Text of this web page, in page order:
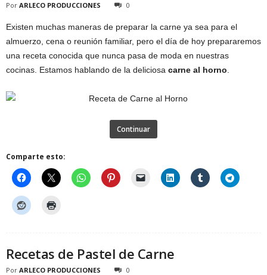
Por ARLECO PRODUCCIONES 0
Existen muchas maneras de preparar la carne ya sea para el
almuerzo, cena o reunión familiar, pero el día de hoy prepararemos
una receta conocida que nunca pasa de moda en nuestras
cocinas. Estamos hablando de la deliciosa carne al horno
Continuar
Comparte esto:
Recetas de Pastel de Carne
Por ARLECO PRODUCCIONES 0